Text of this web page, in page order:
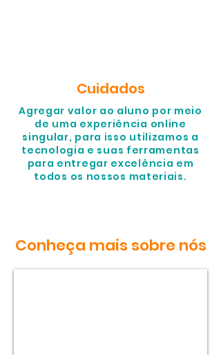
Cuidados
Agregar valor ao aluno por meio
de uma experiência online
singular, para isso utilizamos a
tecnologia e suas ferramentas
para entregar excelência em
todos os nossos materiais.
Conheça mais sobre nós